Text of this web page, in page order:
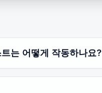
는 어떻게 작동하나요?